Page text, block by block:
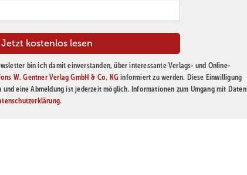
bin ich damit einverstanden, über interessante Verlags- und Online-
W. Gentner Verlag GmbH & Co. KG informiert zu werden. Diese Einwilligung
und eine Abmeldung ist jederzeit möglich. Informationen zum Umgang mit Daten
.